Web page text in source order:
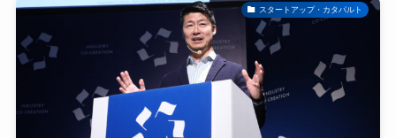
スタートアップ・カタパルト